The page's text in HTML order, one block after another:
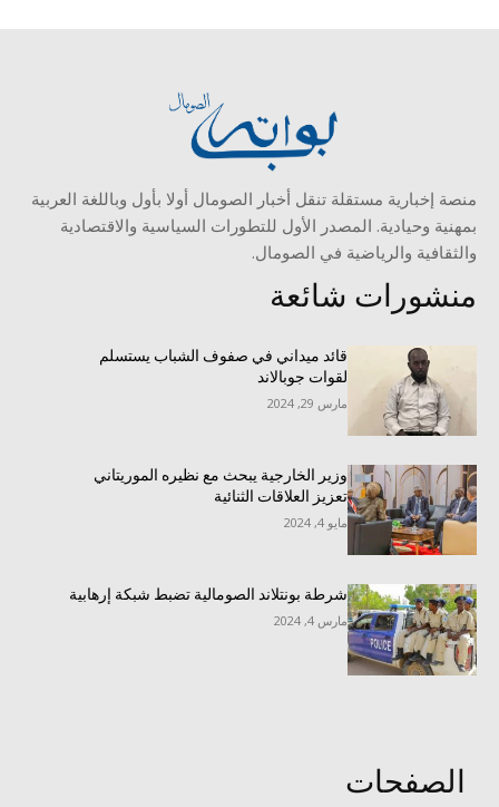
منصة إخبارية مستقلة تنقل أخبار الصومال أولا بأول وباللغة العربية
بمهنية وحيادية. المصدر الأول للتطورات السياسية والاقتصادية
والثقافية والرياضية في الصومال.
منشورات شائعة
قائد ميداني في صفوف الشباب يستسلم
لقوات جوبالاند
مارس 29, 2024
وزير الخارجية يبحث مع نظيره الموريتاني
تعزيز العلاقات الثنائية
مايو 4, 2024
شرطة بونتلاند الصومالية تضبط شبكة إرهابية
مارس 4, 2024
الصفحات